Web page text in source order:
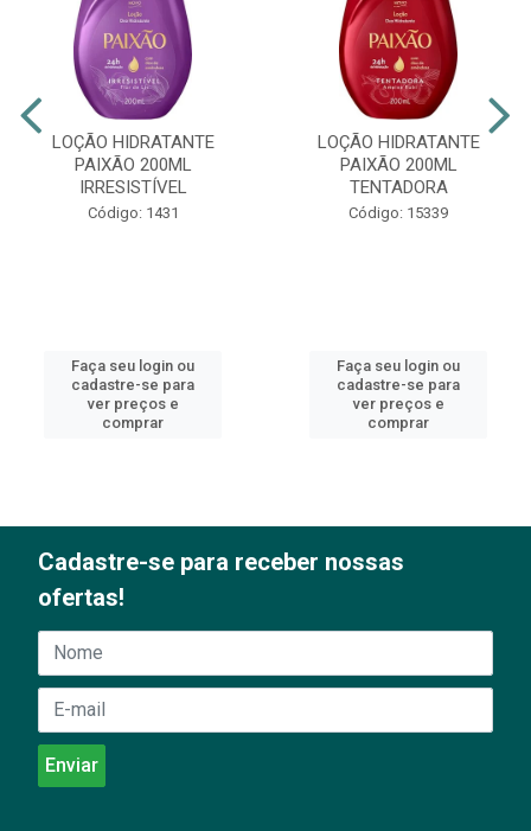
LOÇÃO HIDRATANTE
PAIXÃO 200ML
IRRESISTÍVEL
Código: 1431
Faça seu login ou
cadastre-se para
ver preços e
comprar
LOÇÃO HIDRATANTE
PAIXÃO 200ML
TENTADORA
Código: 15339
Faça seu login ou
cadastre-se para
ver preços e
comprar
Cadastre-se para receber nossas
ofertas!